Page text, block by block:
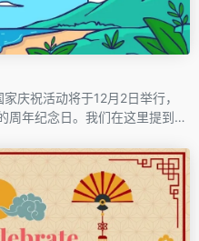
庆祝活动将于12月2日举行，
年纪念日。我们在这里提到的
片以天空般的蓝色背景为特
你还在等什么看呢？